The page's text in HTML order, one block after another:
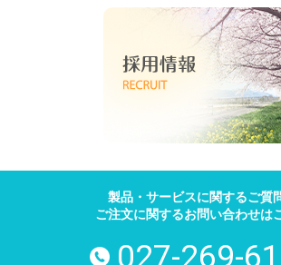
製品・サービスに関するご質
ご注文に関するお問い合わせは
電話番号
027-269-